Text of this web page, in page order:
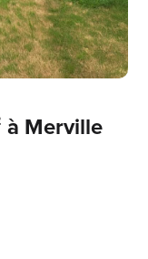
à Merville